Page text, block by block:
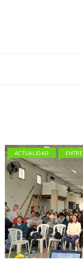
ACTUALIDAD